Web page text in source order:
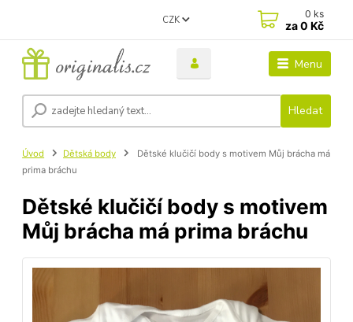
Menu
CZK
Hledat
0 ks
za0 Kč
Úvod Dětská body
Dětské klučičí body s motivem Můj brácha má
prima bráchu
Dětské klučičí body s motivem
Můj brácha má prima bráchu